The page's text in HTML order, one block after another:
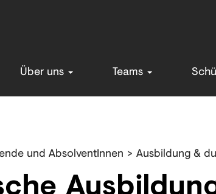
Über uns Teams
und AbsolventInnen > Ausbildung &